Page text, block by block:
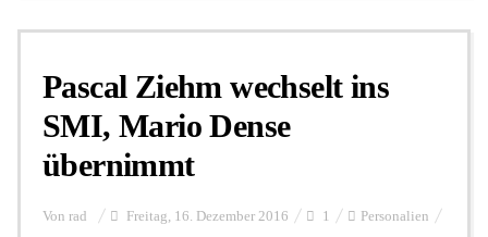
Pascal Ziehm wechselt ins
SMI, Mario Dense
übernimmt
Von rad Freitag, 16. Dezember 2016 1 Personalien